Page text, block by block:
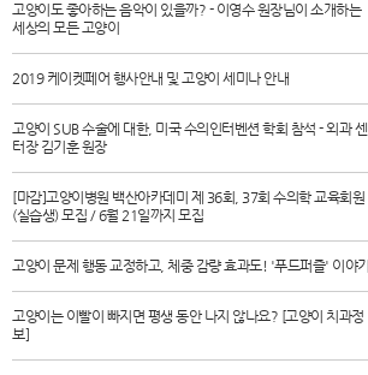
고양이도 좋아하는 음악이 있을까? - 이영수 원장님이 소개하는
세상의 모든 고양이
2019 케이켓페어 행사안내 및 고양이 세미나 안내
고양이 SUB 수술에 대한, 미국 수의인터벤션 학회 참석 - 외과 센
터장 김기훈 원장
[마감]고양이병원 백산아카데미 제 36회, 37회 수의학 교육회원
(실습생) 모집 / 6월 21일까지 모집
고양이 문제 행동 교정하고, 체중 감량 효과도! '푸드퍼즐' 이야기
고양이는 이빨이 빠지면 평생 동안 나지 않나요? [고양이 치과정
보]